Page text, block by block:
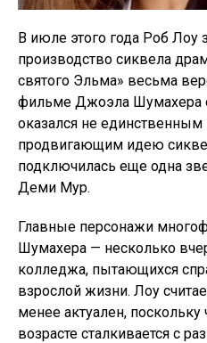
В июле этого года Роб Лоу
производство сиквела
святого Эльма» весьма
фильме Джоэла Шумахера
оказался не единственным
продвигающим идею
подключилась еще одна
Деми Мур.
Главные персонажи
Шумахера — несколько
колледжа, пытающихся
взрослой жизни. Лоу
менее актуален,
возрасте сталкивается с